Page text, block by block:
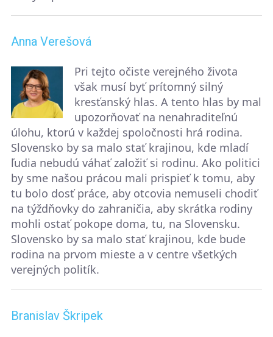
Anna Verešová
Pri tejto očiste verejného života
však musí byť prítomný silný
kresťanský hlas. A tento hlas by mal
upozorňovať na nenahraditeľnú
úlohu, ktorú v každej spoločnosti hrá rodina.
Slovensko by sa malo stať krajinou, kde mladí
ľudia nebudú váhať založiť si rodinu. Ako politici
by sme našou prácou mali prispieť k tomu, aby
tu bolo dosť práce, aby otcovia nemuseli chodiť
na týždňovky do zahraničia, aby skrátka rodiny
mohli ostať pokope doma, tu, na Slovensku.
Slovensko by sa malo stať krajinou, kde bude
rodina na prvom mieste a v centre všetkých
verejných politík.
Branislav Škripek